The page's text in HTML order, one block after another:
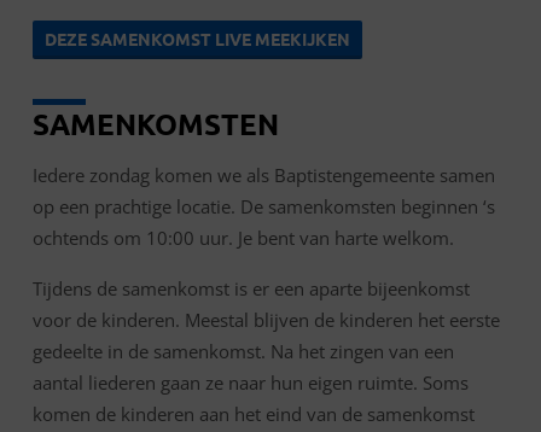
DEZE SAMENKOMST LIVE MEEKIJKEN
SAMENKOMSTEN
Iedere zondag komen we als Baptistengemeente samen
op een prachtige locatie. De samenkomsten beginnen ‘s
ochtends om 10:00 uur. Je bent van harte welkom.
Tijdens de samenkomst is er een aparte bijeenkomst
voor de kinderen. Meestal blijven de kinderen het eerste
gedeelte in de samenkomst. Na het zingen van een
aantal liederen gaan ze naar hun eigen ruimte. Soms
komen de kinderen aan het eind van de samenkomst